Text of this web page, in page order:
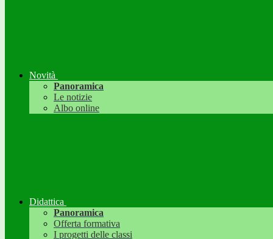
Novità
Panoramica
Le notizie
Albo online
Didattica
Panoramica
Offerta formativa
I progetti delle classi